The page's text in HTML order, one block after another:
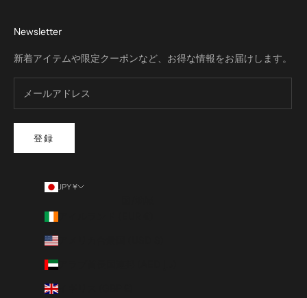
Newsletter
新着アイテムや限定クーポンなど、お得な情報をお届けします。
登録
JPY ¥
アメリカ合衆国 (USD $)
イギリス (GBP £)